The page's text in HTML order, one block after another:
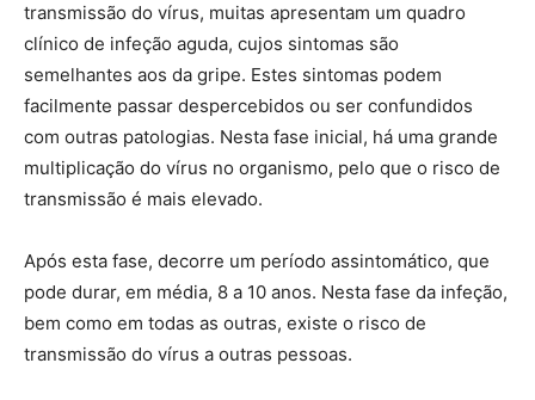
transmissão do vírus, muitas apresentam um quadro
clínico de infeção aguda, cujos sintomas são
semelhantes aos da gripe. Estes sintomas podem
facilmente passar despercebidos ou ser confundidos
com outras patologias. Nesta fase inicial, há uma grande
multiplicação do vírus no organismo, pelo que o risco de
transmissão é mais elevado.
Após esta fase, decorre um período assintomático, que
pode durar, em média, 8 a 10 anos. Nesta fase da infeção,
bem como em todas as outras, existe o risco de
transmissão do vírus a outras pessoas.